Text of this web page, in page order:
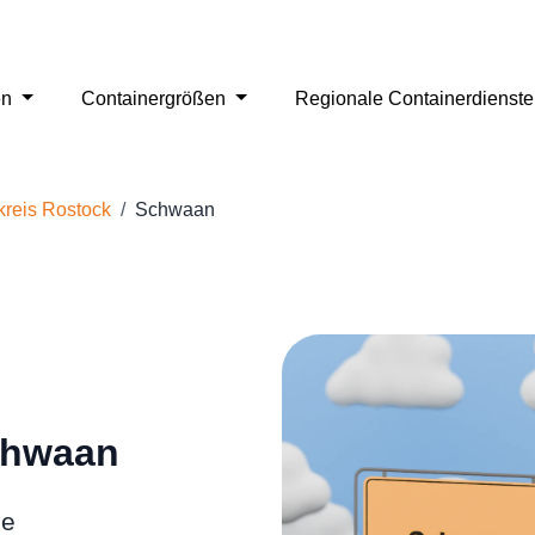
Containergrößen Regionale
Rostock Schwaan